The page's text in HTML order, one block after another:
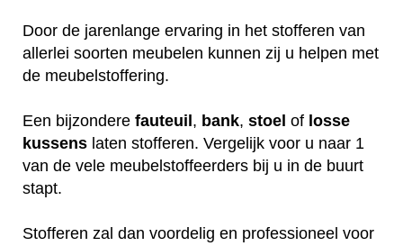
Door de jarenlange ervaring in het stofferen van
allerlei soorten meubelen kunnen zij u helpen met
de meubelstoffering.
Een bijzondere fauteuil , bank, stoel of losse
kussens laten stofferen. Vergelijk voor u naar 1
van de vele meubelstoffeerders bij u in de buurt
stapt.
Stofferen zal dan voordelig en professioneel voor